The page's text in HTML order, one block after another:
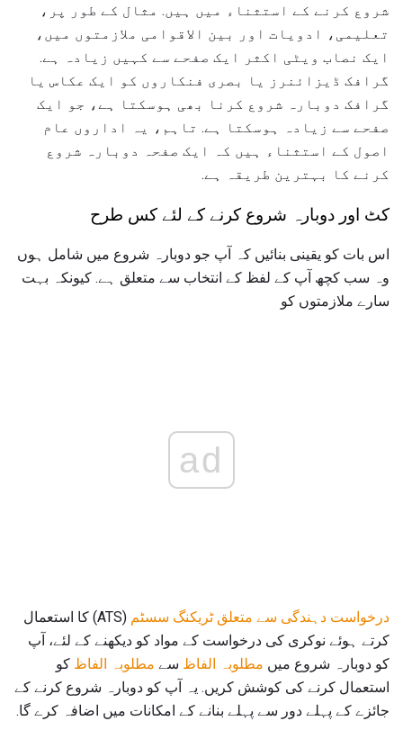
شروع کرنے کے استثناء میں ہیں. مثال کے طور پر،
تعلیمی، ادویات اور بین الاقوامی ملازمتوں میں،
ایک نصاب ویٹی اکثر ایک صفحے سے کہیں زیادہ ہے.
گرافک ڈیزائنرز یا بصری فنکاروں کو ایک عکاس یا
گرافک دوبارہ شروع کرنا بھی ہوسکتا ہے، جو ایک
صفحے سے زیادہ ہوسکتا ہے. تاہم، یہ اداروں عام
اصول کے استثناء ہیں کہ ایک صفحہ دوبارہ شروع
کرنے کا بہترین طریقہ ہے.
کٹ اور دوبارہ شروع کرنے کے لئے کس طرح
اس بات کو یقینی بنائیں کہ آپ جو دوبارہ شروع میں شامل ہوں
وہ سب کچھ آپ کے لفظ کے انتخاب سے متعلق ہے. کیونکہ بہت
سارے ملازمتوں کو
ad
درخواست دہندگی سے متعلق ٹریکنگ سسٹم
(ATS) کا استعمال
کرتے ہوئے نوکری کی درخواست کے مواد کو دیکھنے کے لئے، آپ
کو دوبارہ شروع میں مطلوبہ الفاظ سے مطلوبہ الفاظ کو
استعمال کرنے کی کوشش کریں. یہ آپ کو دوبارہ شروع کرنے کے
جائزے کے پہلے دور سے پہلے بنانے کے امکانات میں اضافہ کرے گا.